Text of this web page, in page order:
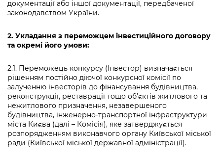
документації або іншої документації, передбаченої
законодавством України.
2. Укладання з переможцем інвестиційного договору
та окремі його умови:
2.1. Переможець конкурсу (Інвестор) визначається
рішенням постійно діючої конкурсної комісії по
залученню інвесторів до фінансування будівництва,
реконструкції, реставрації тощо об’єктів житлового та
нежитлового призначення, незавершеного
будівництва, інженерно-транспортної інфраструктури
міста Києва (далі – Комісія), яке затверджується
розпорядженням виконавчого органу Київської міської
ради (Київської міської державної адміністрації).